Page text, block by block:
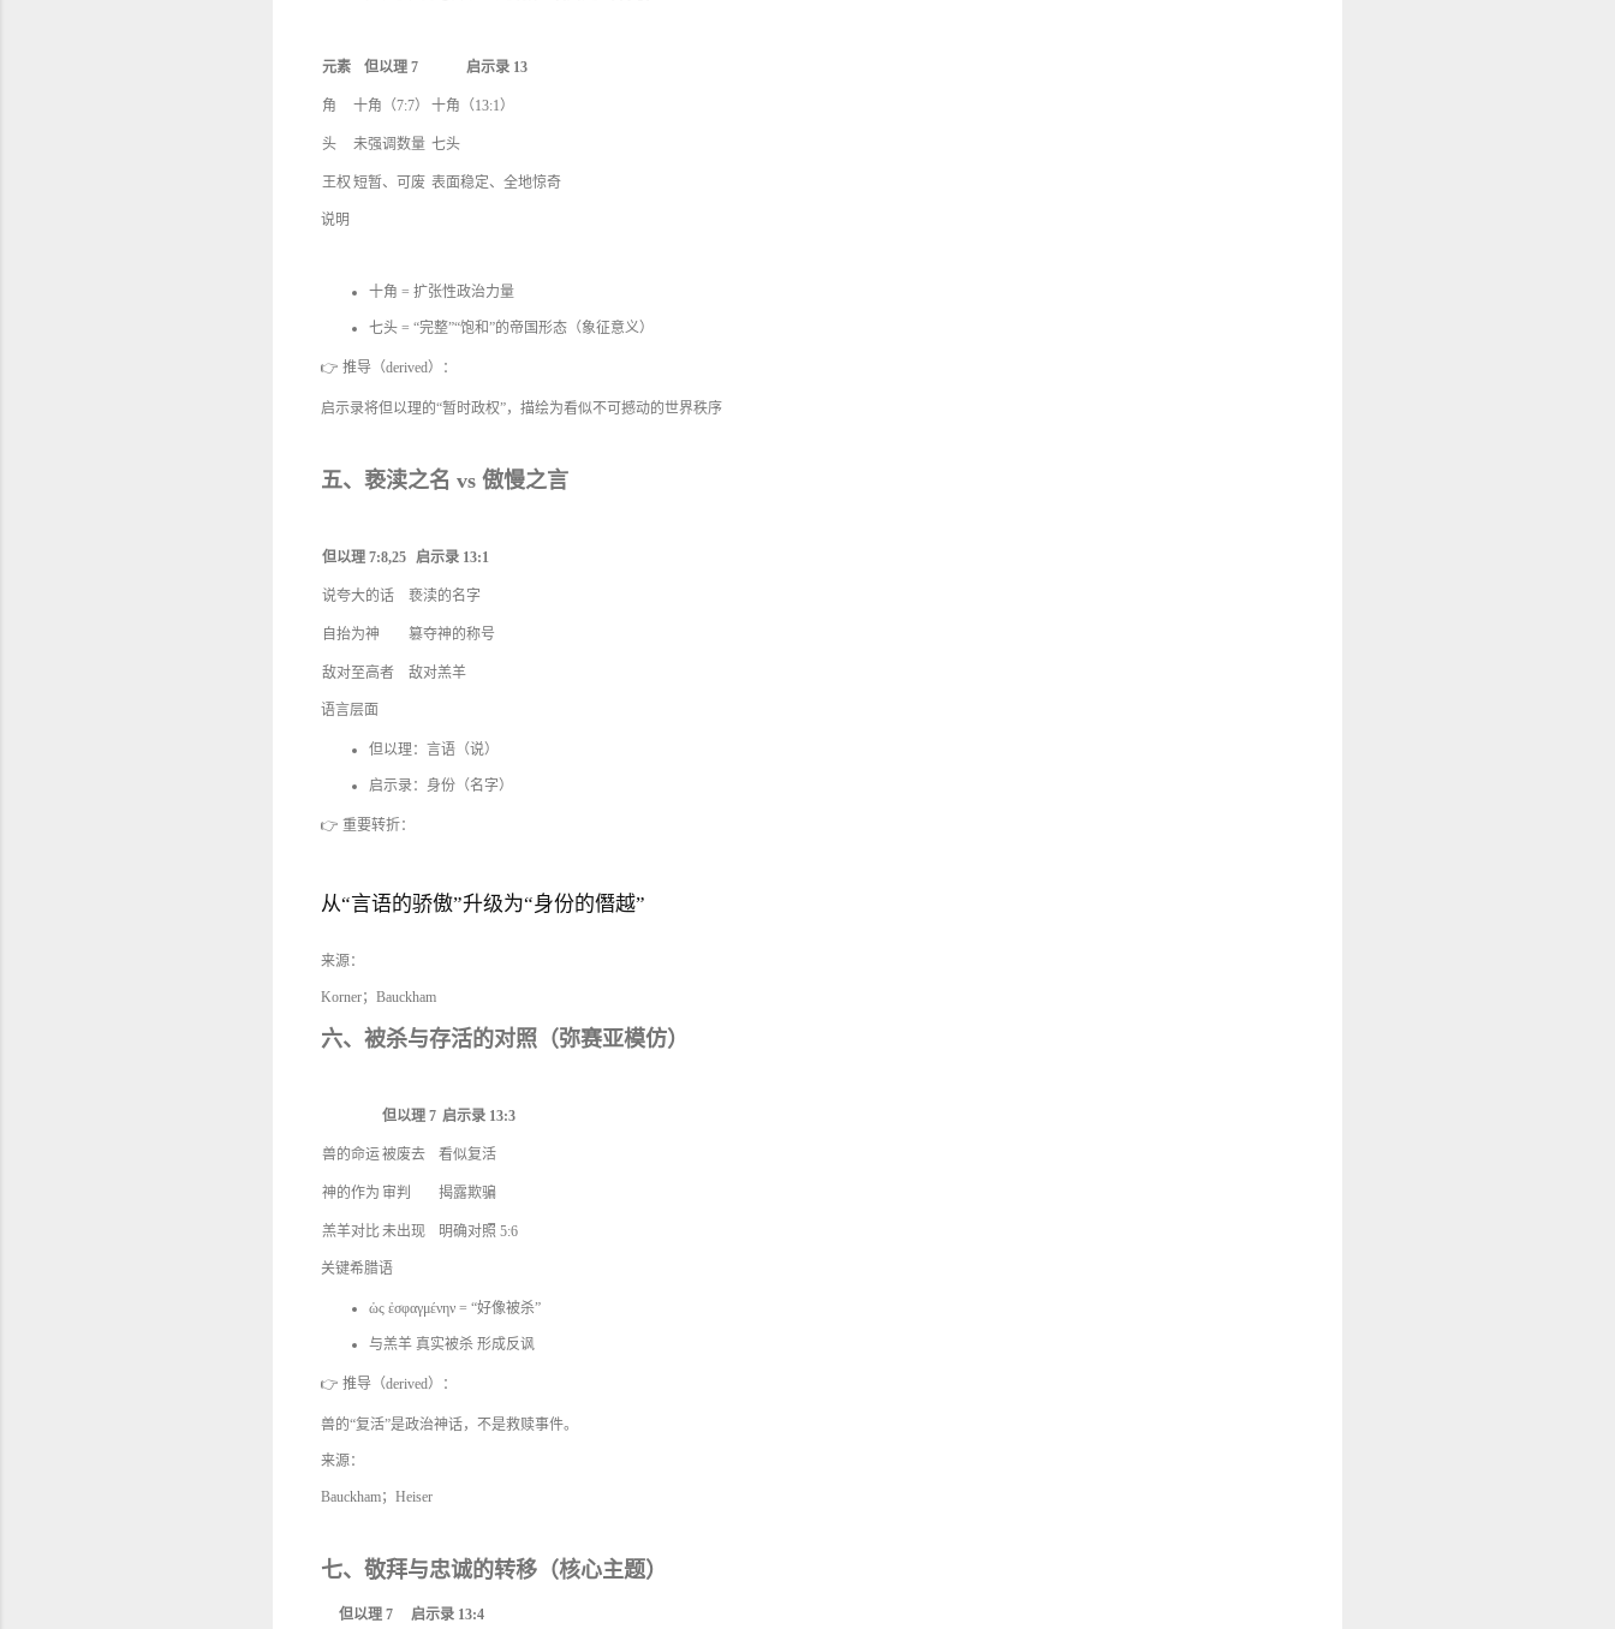
元素 但以理 7 启示录 13
角 十角（7:7） 十角（13:1）
头 未强调数量 七头
王权 短暂、可废 表面稳定、全地惊奇
说明
十角 = 扩张性政治力量
七头 = “完整”“饱和”的帝国形态（象征意义）
👉 推导（derived）：
启示录将但以理的“暂时政权”，描绘为看似不可撼动的世界秩序
五、亵渎之名 vs 傲慢之言
但以理 7:8,25 启示录 13:1
说夸大的话 亵渎的名字
自抬为神 篡夺神的称号
敌对至高者 敌对羔羊
语言层面
但以理：言语（说）
启示录：身份（名字）
👉 重要转折：
从“言语的骄傲”升级为“身份的僭越”
来源：
Korner；Bauckham
六、被杀与存活的对照（弥赛亚模仿）
但以理 7 启示录 13:3
兽的命运被废去 看似复活
神的作为 审判 揭露欺骗
羔羊对比未出现 明确对照 5:6
关键希腊语
ὡς ἐσφαγμένην = “好像被杀”
与羔羊 真实被杀 形成反讽
👉 推导（derived）：
兽的“复活”是政治神话，不是救赎事件。
来源：
Bauckham；Heiser
七、敬拜与忠诚的转移（核心主题）
但以理 7 启示录 13:4